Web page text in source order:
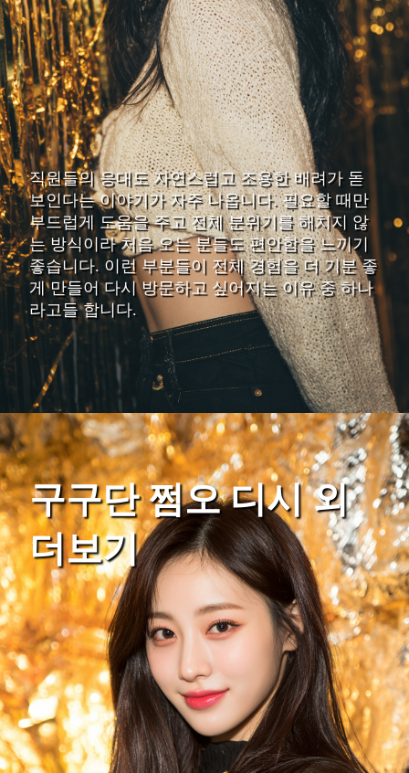
직원들의 응대도 자연스럽고 조용한 배려가 돋
보인다는 이야기가 자주 나옵니다. 필요할 때만
부드럽게 도움을 주고 전체 분위기를 해치지 않
는 방식이라 처음 오는 분들도 편안함을 느끼기
좋습니다. 이런 부분들이 전체 경험을 더 기분 좋
게 만들어 다시 방문하고 싶어지는 이유 중 하나
라고들 합니다.
구구단 쩜오 디시 외
더보기